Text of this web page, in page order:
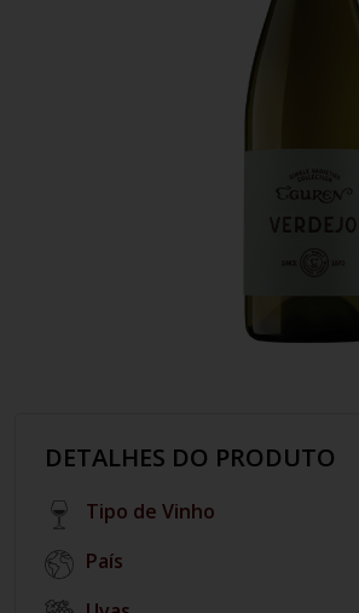
DETALHES DO PRODUTO
Tipo de Vinho
País